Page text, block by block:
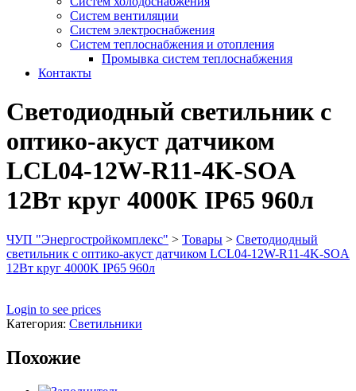
Систем вентиляции
Систем электроснабжения
Систем теплоснабжения и отопления
Промывка систем теплоснабжения
Контакты
Светодиодный светильник с
оптико-акуст датчиком
LCL04-12W-R11-4K-SOA
12Вт круг 4000K IP65 960л
ЧУП "Энергостройкомплекс" > Товары > Светодиодный
светильник с оптико-акуст датчиком LCL04-12W-R11-4K-SOA
12Вт круг 4000K IP65 960л
Login to see prices
Категория: Светильники
Похожие